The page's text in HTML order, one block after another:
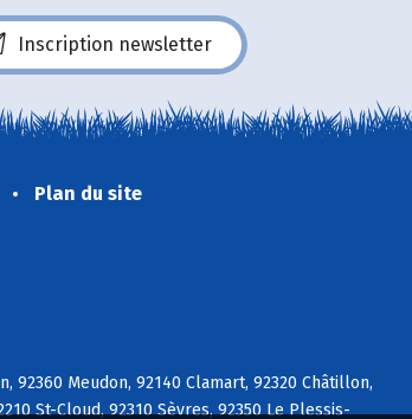
Inscription newsletter
Plan du site
92360 Meudon, 92140 Clamart, 92320 Châtillon,
St-Cloud, 92310 Sèvres, 92350 Le Plessis-